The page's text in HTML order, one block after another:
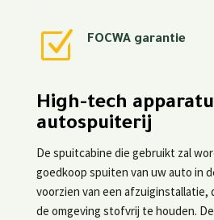
Z FOCWA garantie
High-tech
autospuiterij
De spuitcabine die gebruikt zal
goedkoop spuiten van uw auto in
voorzien van een afzuiginstallatie,
de omgeving stofvrij te houden.